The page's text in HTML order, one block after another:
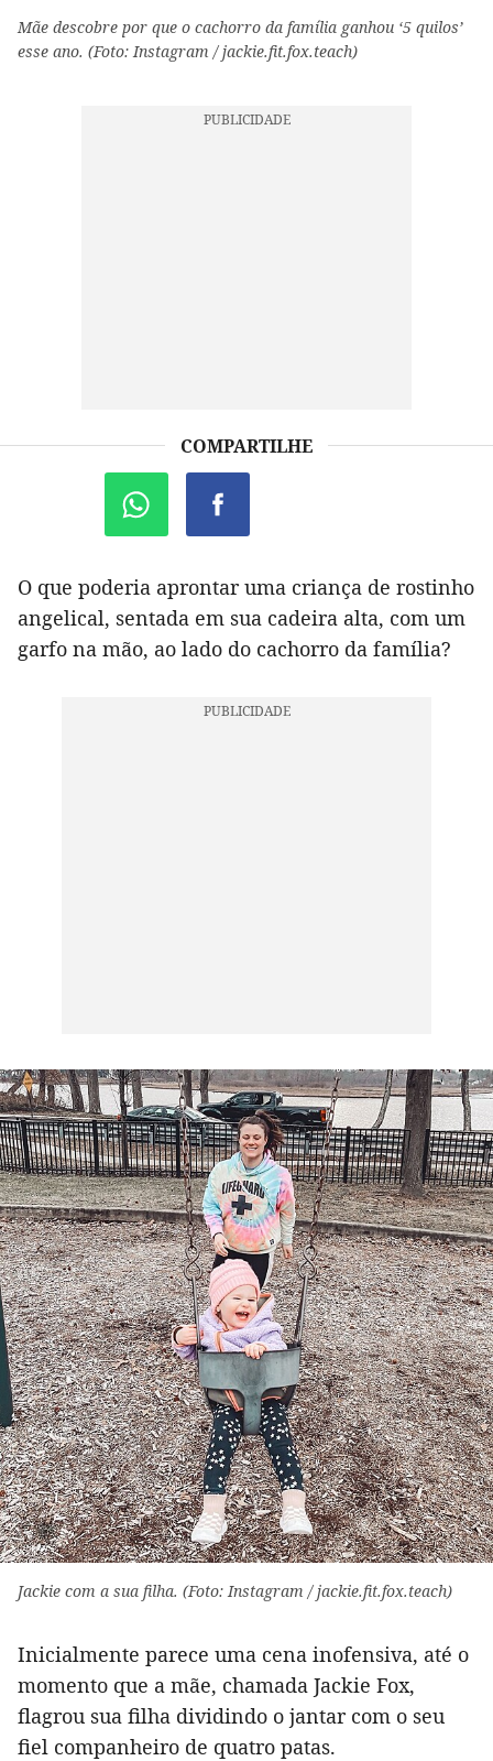
Mãe descobre por que o cachorro da família ganhou ‘5 quilos’
esse ano. (Foto: Instagram / jackie.fit.fox.teach)
COMPARTILHE
O que poderia aprontar uma criança de rostinho
angelical, sentada em sua cadeira alta, com um
garfo na mão, ao lado do cachorro da família?
Jackie com a sua filha. (Foto: Instagram / jackie.fit.fox.teach)
Inicialmente parece uma cena inofensiva, até o
momento que a mãe, chamada Jackie Fox,
flagrou sua filha dividindo o jantar com o seu
fiel companheiro de quatro patas.